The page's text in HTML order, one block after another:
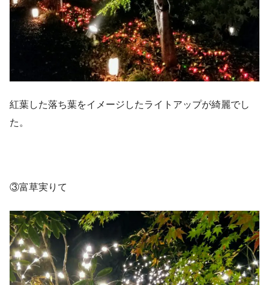
紅葉した落ち葉をイメージしたライトアップが綺麗でし
た。
③富草実りて